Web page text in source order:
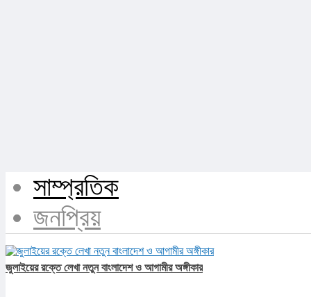
সাম্প্রতিক
জনপ্রিয়
জুলাইয়ের রক্তে লেখা নতুন বাংলাদেশ ও আগামীর অঙ্গীকার​